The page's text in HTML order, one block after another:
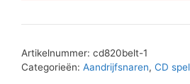
aantal
Artikelnummer: cd820belt-1
Categorieën: Aandrijfsnaren, CD